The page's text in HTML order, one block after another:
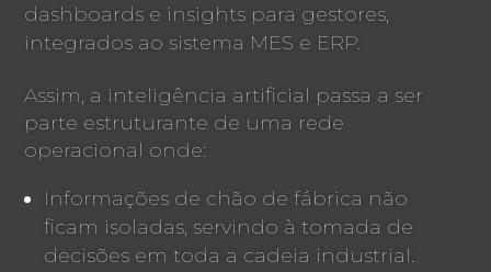
dashboards e insights para gestores,
integrados ao sistema MES e ERP.
Assim, a inteligência artificial passa a ser
parte estruturante de uma rede
operacional onde:
Informações de chão de fábrica não
ficam isoladas, servindo à tomada de
decisões em toda a cadeia industrial.